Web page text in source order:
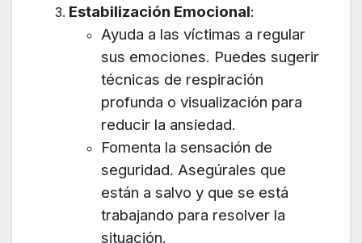
Estabilización Emocional:
Ayuda a las víctimas a regular
sus emociones. Puedes sugerir
técnicas de respiración
profunda o visualización para
reducir la ansiedad.
Fomenta la sensación de
seguridad. Asegúrales que
están a salvo y que se está
trabajando para resolver la
situación.